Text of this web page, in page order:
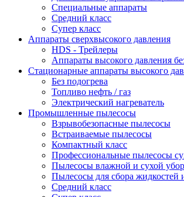
Специальные аппараты
Средний класс
Супер класс
Аппараты сверхвысокого давления
HDS - Трейлеры
Аппараты высокого давления
Стационарные аппараты высокого
Без подогрева
Топливо нефть / газ
Электрический нагреватель
Промышленные пылесосы
Взрывобезопасные пылесосы
Встраиваемые пылесосы
Компактный класс
Профессиональные пылесосы
Пылесосы влажной и сухой
Пылесосы для сбора жидкостей
Средний класс